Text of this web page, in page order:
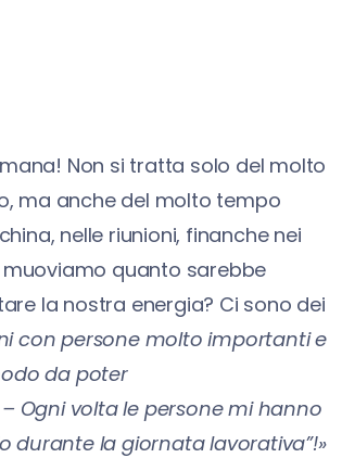
Non si tratta solo del molto
ma anche del molto tempo
nelle riunioni, finanche nei
quanto sarebbe
la nostra energia? Ci sono dei
con persone molto importanti e
da poter
Ogni volta le persone mi hanno
durante la giornata lavorativa”!»